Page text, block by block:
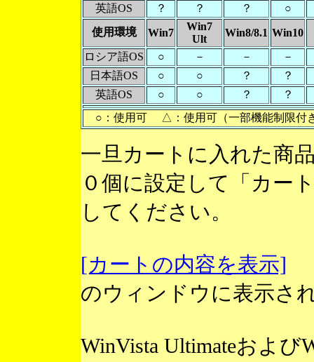
英語OS
？ ？ ？
○
使用環境
Win7
Win7
Ult
Win8/8.1 Win10
ロシア語OS
○ － －
－
日本語OS
○ ○ ？
？
英語OS
○ ○ ？
？
○：使用可 △：使用可（一部機能制限
一旦カートに入れた商
０個に設定して「カー
してください。
[カートの内容を表示]
のウィンドウに表示さ
WinVista Ultimateおよ